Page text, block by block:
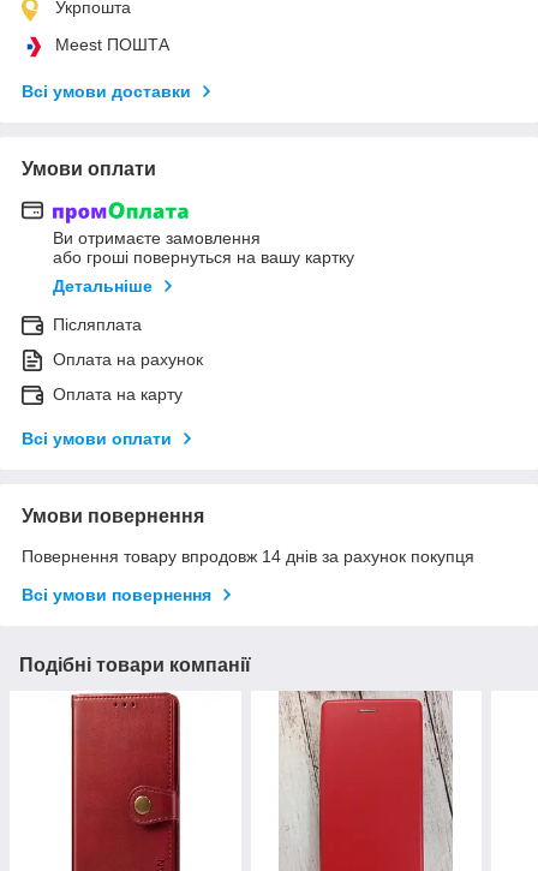
Укрпошта
Meest ПОШТА
Всі умови доставки
Умови оплати
Ви отримаєте замовлення
або гроші повернуться на вашу картку
Детальніше
Післяплата
Оплата на рахунок
Оплата на карту
Всі умови оплати
Умови повернення
Повернення товару впродовж 14 днів за рахунок покупця
Всі умови повернення
Подібні товари компанії